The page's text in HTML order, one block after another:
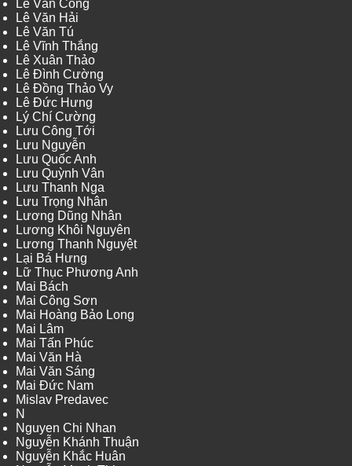
Lê Văn Công
Lê Văn Hải
Lê Văn Tú
Lê Vĩnh Thắng
Lê Xuân Thảo
Lê Đình Cường
Lê Đồng Thảo Vy
Lê Đức Hưng
Lý Chí Cường
Lưu Công Tới
Lưu Nguyễn
Lưu Quốc Anh
Lưu Quỳnh Vân
Lưu Thanh Nga
Lưu Trọng Nhân
Lương Dũng Nhân
Lương Khôi Nguyên
Lương Thanh Nguyệt
Lại Bá Hưng
Lữ Thục Phương Anh
Mai Bách
Mai Công Sơn
Mai Hoàng Bảo Long
Mai Lâm
Mai Tấn Phúc
Mai Văn Hà
Mai Văn Sáng
Mai Đức Nam
Mislav Predavec
N
Nguyen Chi Nhan
Nguyễn Khánh Thuận
Nguyễn Khắc Huân